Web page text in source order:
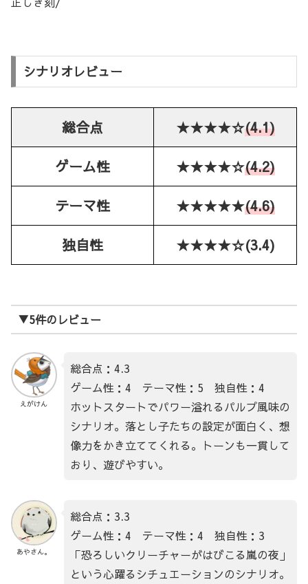
シナリオレビュー
総合点 ★★★★☆(4.1)
ゲーム性 ★★★★☆(4.2)
テーマ性 ★★★★★(4.6)
独自性 ★★★★☆(3.4)
▼5件のレビュー
えがけん
総合点：4.3
ゲーム性：4 テーマ性：5 独自性：4
ホットスタートでパワー溢れるパルプ風味の
シナリオ。落とし子たちの設定が面白く、想
像力をかき立ててくれる。トーンも一貫して
おり、遊びやすい。
あやさん。
総合点：3.3
ゲーム性：4 テーマ性：4 独自性：3
「恐ろしいクリーチャーがはびこる嵐の夜」
という心躍るシチュエーションのシナリオ。